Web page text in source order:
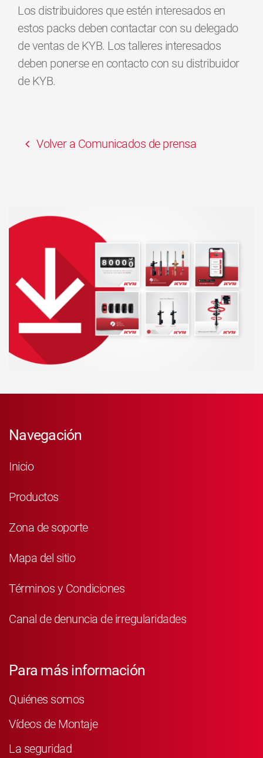
Los distribuidores que estén interesados en
estos packs deben contactar con su delegado
de ventas de KYB. Los talleres interesados
deben ponerse en contacto con su distribuidor
de KYB.
Volver a Comunicados de prensa
Navegación
Inicio
Productos
Zona de soporte
Mapa del sitio
Términos y Condiciones
Canal de denuncia de irregularidades
Para más información
Quiénes somos
Vídeos de Montaje
La seguridad